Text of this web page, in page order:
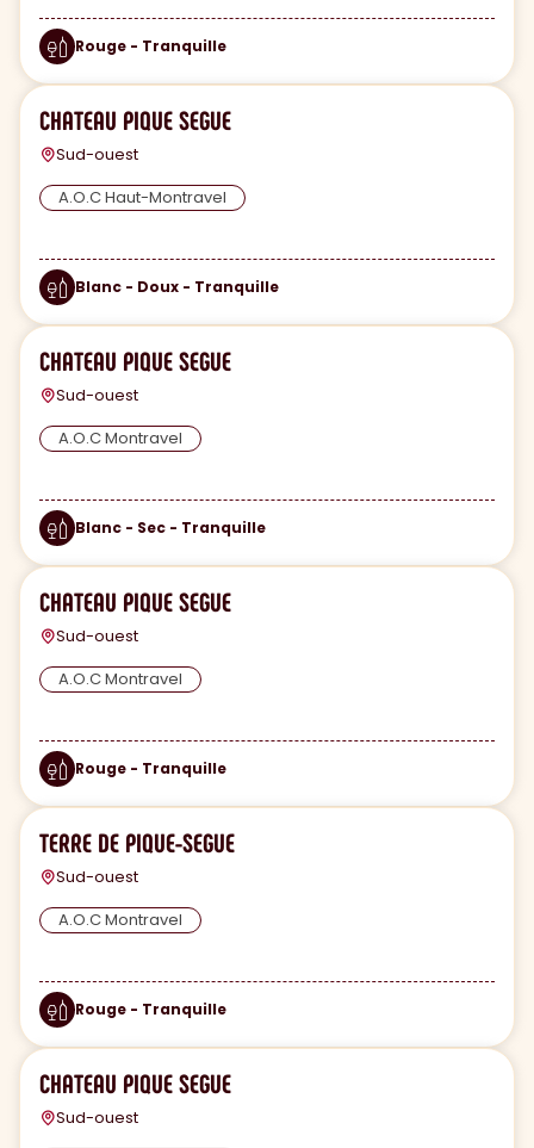
Rouge - Tranquille
CHATEAU PIQUE SEGUE
Sud-ouest
A.O.C Haut-Montravel
Blanc - Doux - Tranquille
CHATEAU PIQUE SEGUE
Sud-ouest
A.O.C Montravel
Blanc - Sec - Tranquille
CHATEAU PIQUE SEGUE
Sud-ouest
A.O.C Montravel
Rouge - Tranquille
TERRE DE PIQUE-SEGUE
Sud-ouest
A.O.C Montravel
Rouge - Tranquille
CHATEAU PIQUE SEGUE
Sud-ouest